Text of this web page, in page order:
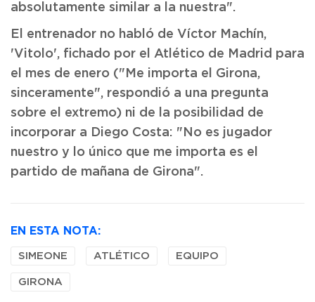
absolutamente similar a la nuestra".
El entrenador no habló de Víctor Machín,
'Vitolo', fichado por el Atlético de Madrid para
el mes de enero ("Me importa el Girona,
sinceramente", respondió a una pregunta
sobre el extremo) ni de la posibilidad de
incorporar a Diego Costa: "No es jugador
nuestro y lo único que me importa es el
partido de mañana de Girona".
EN ESTA NOTA:
SIMEONE ATLÉTICO EQUIPO
GIRONA